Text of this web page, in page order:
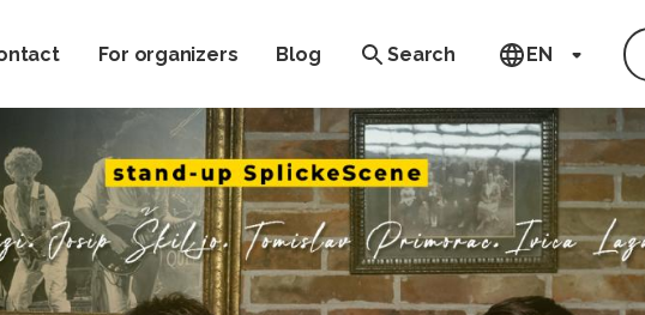
For organizers Blog Search EN